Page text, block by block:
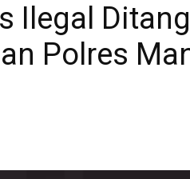
Ilegal
Polres